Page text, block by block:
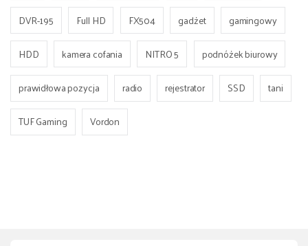
DVR-195
Full HD FX504 gadżet
gamingowy
HDD
kamera cofania NITRO 5
podnóżek biurowy
prawidłowa pozycja
radio rejestrator SSD
tani
TUF Gaming
Vordon